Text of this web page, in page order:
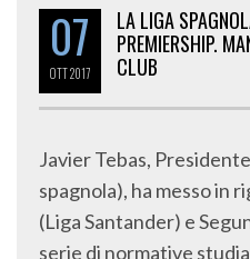
07
OTT2017
LA LIGA
PREMIERSHIP.
CLUB
Javier Tebas,
spagnola), ha messo in
(Liga Santander) e
serie di normative